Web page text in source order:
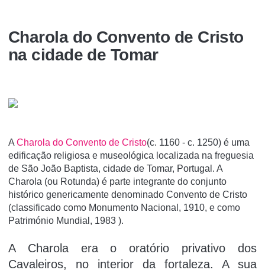
Charola do Convento de Cristo
na cidade de Tomar
A Charola do Convento de Cristo(c. 1160 - c. 1250) é uma
edificação religiosa e museológica localizada na freguesia
de São João Baptista, cidade de Tomar, Portugal. A
Charola (ou Rotunda) é parte integrante do conjunto
histórico genericamente denominado Convento de Cristo
(classificado como Monumento Nacional, 1910, e como
Património Mundial, 1983 ).
A Charola era o oratório privativo dos
Cavaleiros, no interior da fortaleza. A sua